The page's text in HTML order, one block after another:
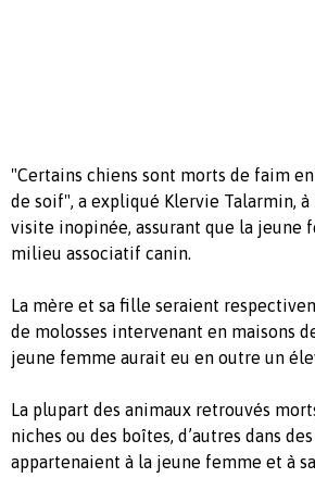
"Certains chiens sont morts de faim
de soif", a expliqué Klervie Talarmin,
visite inopinée, assurant que la jeune
milieu associatif canin.
La mère et sa fille seraient
de molosses intervenant en maisons
jeune femme aurait eu en outre un
La plupart des animaux retrouvés
niches ou des boîtes, d’autres dans
appartenaient à la jeune femme et à